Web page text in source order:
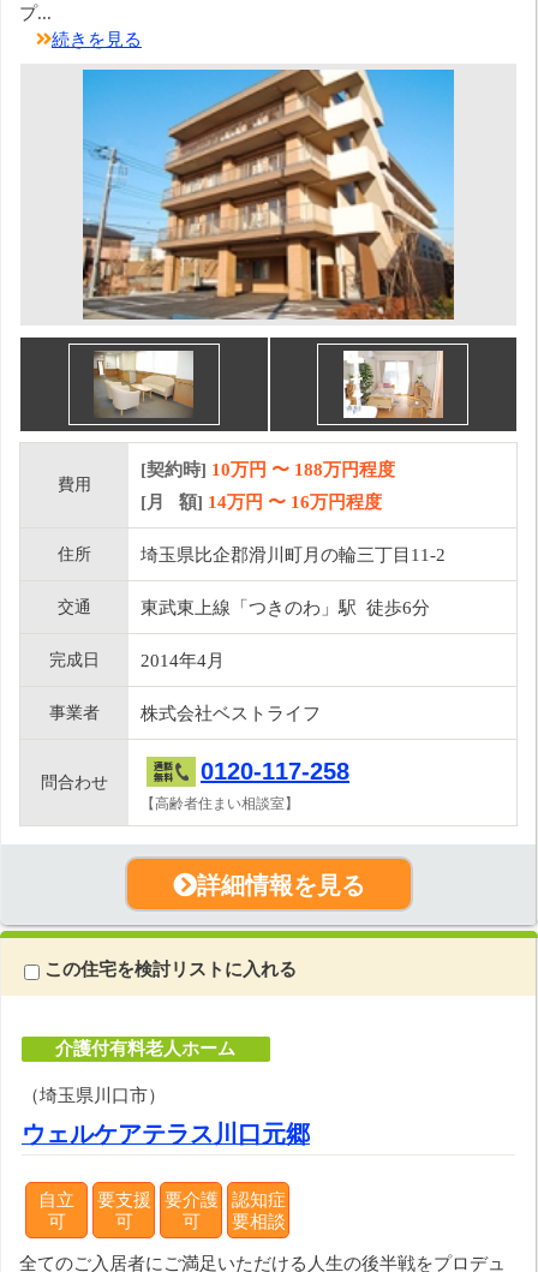
プ...
続きを見る
費用
[契約時] 10万円 〜 188万円程度
[月 額] 14万円 〜 16万円程度
住所 埼玉県比企郡滑川町月の輪三丁目11-2
交通 東武東上線「つきのわ」駅 徒歩6分
完成日 2014年4月
事業者 株式会社ベストライフ
問合わせ 0120-117-258
【高齢者住まい相談室】
詳細情報を見る
この住宅を検討リストに入れる
介護付有料老人ホーム
（埼玉県川口市）
ウェルケアテラス川口元郷
自立
可
要支援
可
要介護
可
認知症
要相談
全てのご入居者にご満足いただける人生の後半戦をプロデュ